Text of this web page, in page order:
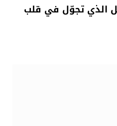
الذي تجوّل في قلب